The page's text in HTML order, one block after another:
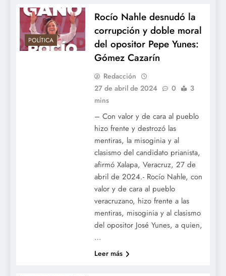
POLÍTICA
Rocío Nahle desnudó la
corrupción y doble moral
del opositor Pepe Yunes:
Gómez Cazarín
Redacción
27 de abril de 2024
0
3
mins
– Con valor y de cara al pueblo
hizo frente y destrozó las
mentiras, la misoginia y al
clasismo del candidato prianista,
afirmó Xalapa, Veracruz, 27 de
abril de 2024.- Rocío Nahle, con
valor y de cara al pueblo
veracruzano, hizo frente a las
mentiras, misoginia y al clasismo
del opositor José Yunes, a quien,
…
Leer más